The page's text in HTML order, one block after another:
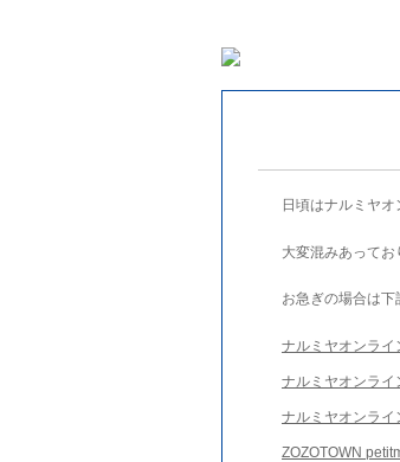
日頃はナルミヤ
大変混みあってお
お急ぎの場合は下
ナルミヤオンライ
ナルミヤオンラ
ナルミヤオンライ
ZOZOTOWN